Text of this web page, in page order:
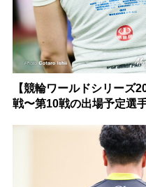
【競輪ワールドシリーズ
戦〜第10戦の出場予定選